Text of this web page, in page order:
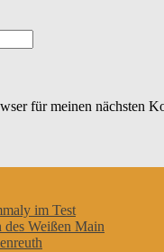
für meinen nächsten
im Test
Weißen Main